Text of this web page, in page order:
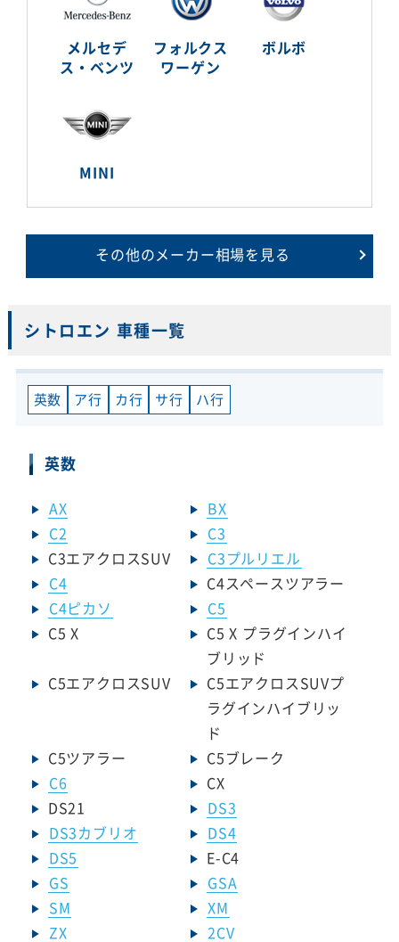
メルセデ
ス・ベンツ
フォルクス
ワーゲン
ボルボ
MINI
その他のメーカー相場を見る
シトロエン 車種一覧
英数 ア行 カ行 サ行 ハ行
英数
AX
BX
C2
C3
C3エアクロスSUV
C3プルリエル
C4
C4スペースツアラー
C4ピカソ
C5
C5 X
C5 X プラグインハイ
ブリッド
C5エアクロスSUV
C5エアクロスSUVプ
ラグインハイブリッ
ド
C5ツアラー
C5ブレーク
C6
CX
DS21
DS3
DS3カブリオ
DS4
DS5
E-C4
GS
GSA
SM
XM
ZX
2CV